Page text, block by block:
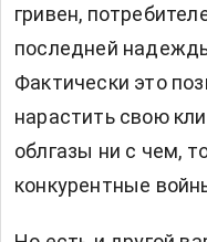
гривен,
последней
Фактически это
нарастить свою
облгазы ни с чем,
конкурентные